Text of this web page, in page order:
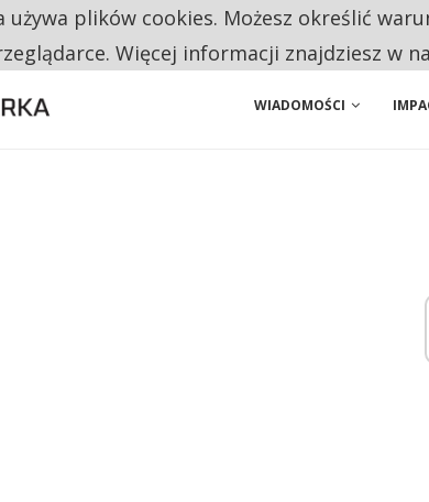
ZŁOTÓWKĘ Z EMERYTURY SENIORZY PRZEZNACZAJĄ NA
WIADOMOŚCI
używa plików cookies. Możesz określić
Więcej informacji znajdziesz w